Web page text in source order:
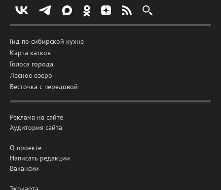
Гид по сибирской кухне
Карта катков
Голоса города
Лесное озеро
Весточка с передовой
Реклама на сайте
Аудитория сайта
О проекте
Написать редакции
Вакансии